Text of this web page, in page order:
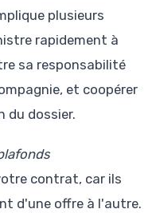
plusieurs
rapidement à
sa responsabilité
et coopérer
du dossier.
contrat, car ils
d'une offre à l'autre.